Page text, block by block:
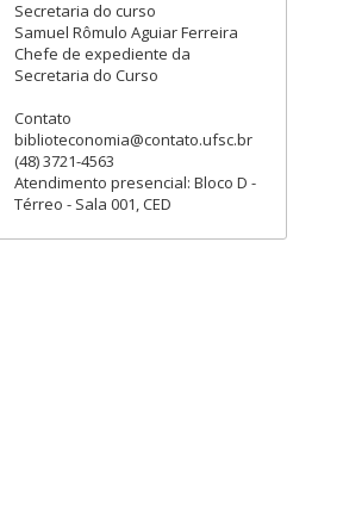
Secretaria do curso
Samuel Rômulo Aguiar Ferreira
Chefe de expediente da
Secretaria do Curso
Contato
biblioteconomia@contato.ufsc.br
(48) 3721-4563
Atendimento presencial: Bloco D -
Térreo - Sala 001, CED